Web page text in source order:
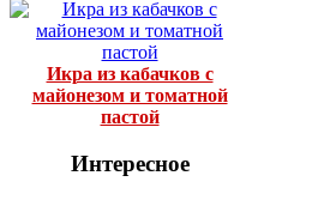
Икра из кабачков с
майонезом и томатной
пастой
Интересное